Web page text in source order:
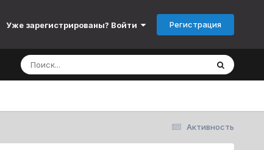
Уже зарегистрированы? Войти Регистрация
Активность